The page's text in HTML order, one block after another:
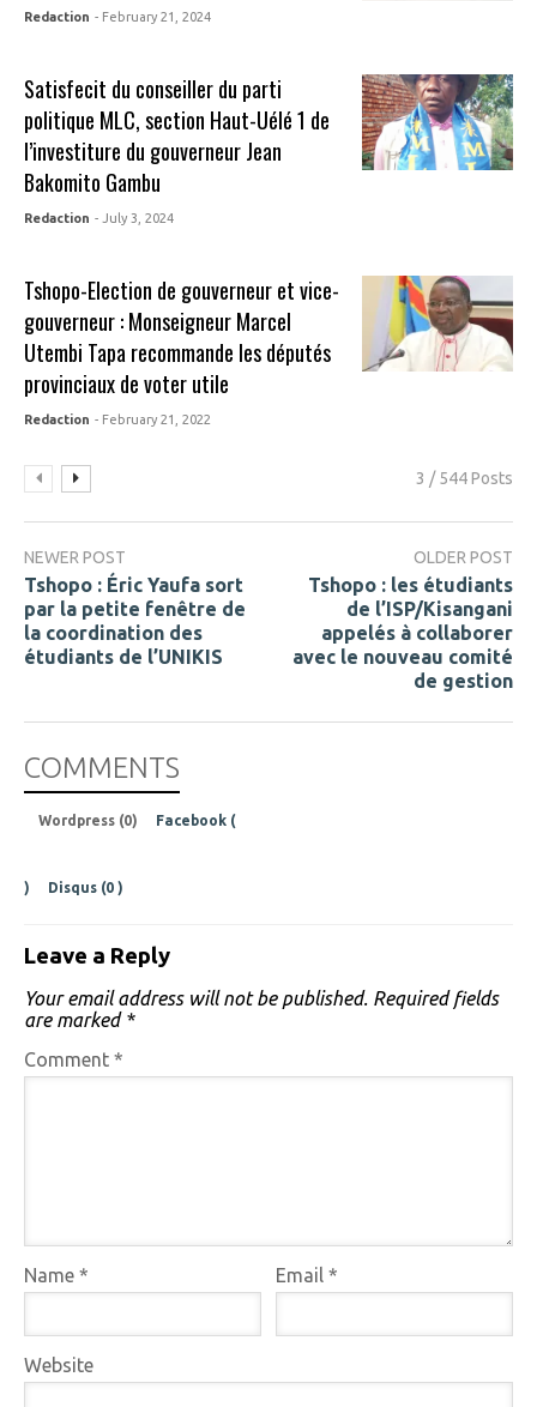
Redaction - February 21, 2024
Satisfecit du conseiller du parti
politique MLC, section Haut-Uélé 1 de
l’investiture du gouverneur Jean
Bakomito Gambu
Redaction - July 3, 2024
Tshopo-Election de gouverneur et vice-
gouverneur : Monseigneur Marcel
Utembi Tapa recommande les députés
provinciaux de voter utile
Redaction - February 21, 2022
3 / 544 Posts
NEWER POST
Tshopo : Éric Yaufa sort
par la petite fenêtre de
la coordination des
étudiants de l’UNIKIS
OLDER POST
Tshopo : les étudiants
de l’ISP/Kisangani
appelés à collaborer
avec le nouveau comité
de gestion
COMMENTS
Wordpress (0) Facebook (
) Disqus (0 )
Leave a Reply
Your email address will not be published. Required fields
are marked *
Comment *
Name * Email*
Website